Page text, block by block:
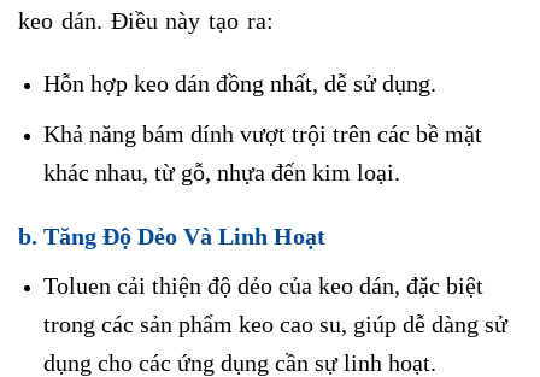
keo dán. Điều này tạo ra:
Hỗn hợp keo dán đồng nhất, dễ sử dụng.
Khả năng bám dính vượt trội trên các bề mặt
khác nhau, từ gỗ, nhựa đến kim loại.
b. Tăng Độ Dẻo Và Linh Hoạt
Toluen cải thiện độ dẻo của keo dán, đặc biệt
trong các sản phẩm keo cao su, giúp dễ dàng sử
dụng cho các ứng dụng cần sự linh hoạt.